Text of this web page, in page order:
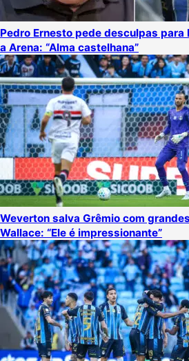
Pedro Ernesto pede desculpas para
a Arena: “Alma castelhana”
Weverton salva Grêmio com
Wallace: “Ele é impressionante”